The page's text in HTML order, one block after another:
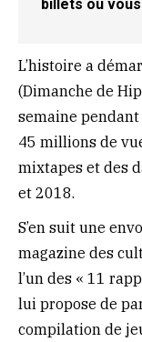
billets ou
L’histoire a
(Dimanche de
semaine pendant
45 millions de
mixtapes et des
et 2018.
S’en suit une
magazine des
l’un des « 11
lui propose de
compilation de